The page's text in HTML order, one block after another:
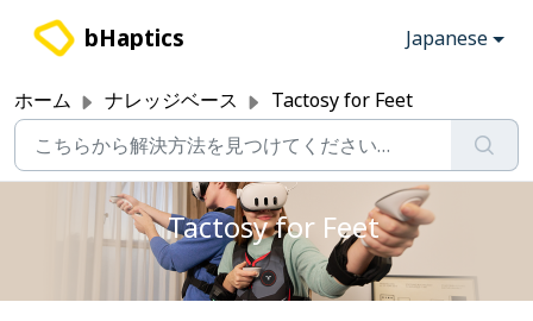
bHaptics Japanese
ホーム ナレッジベース Tactosy for Feet
Tactosy for Feet